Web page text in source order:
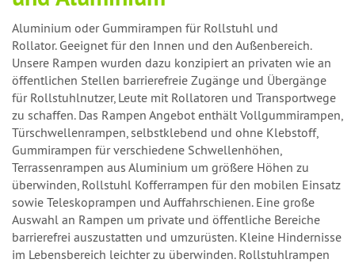
Aluminium oder Gummirampen für Rollstuhl und
Rollator. Geeignet für den Innen und den Außenbereich.
Unsere Rampen wurden dazu konzipiert an privaten wie an
öffentlichen Stellen barrierefreie Zugänge und Übergänge
für Rollstuhlnutzer, Leute mit Rollatoren und Transportwege
zu schaffen. Das Rampen Angebot enthält Vollgummirampen,
Türschwellenrampen, selbstklebend und ohne Klebstoff,
Gummirampen für verschiedene Schwellenhöhen,
Terrassenrampen aus Aluminium um größere Höhen zu
überwinden, Rollstuhl Kofferrampen für den mobilen Einsatz
sowie Teleskoprampen und Auffahrschienen. Eine große
Auswahl an Rampen um private und öffentliche Bereiche
barrierefrei auszustatten und umzurüsten. Kleine Hindernisse
im Lebensbereich leichter zu überwinden. Rollstuhlrampen